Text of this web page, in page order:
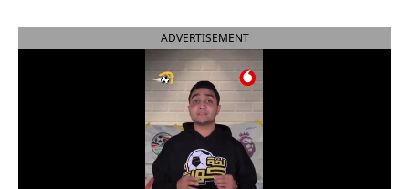
الدوري الإيطالي
الدوري السعودي للمحترفين
ADVERTISEMENT